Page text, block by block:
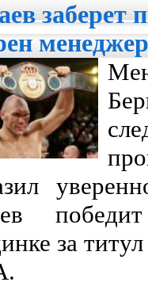
заберет
за